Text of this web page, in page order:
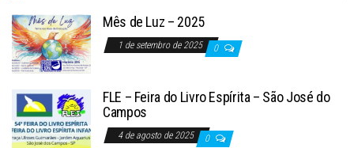
Mês de Luz – 2025
1 de setembro de 2025 0
FLE – Feira do Livro Espírita – São José do
Campos
4 de agosto de 2025 0